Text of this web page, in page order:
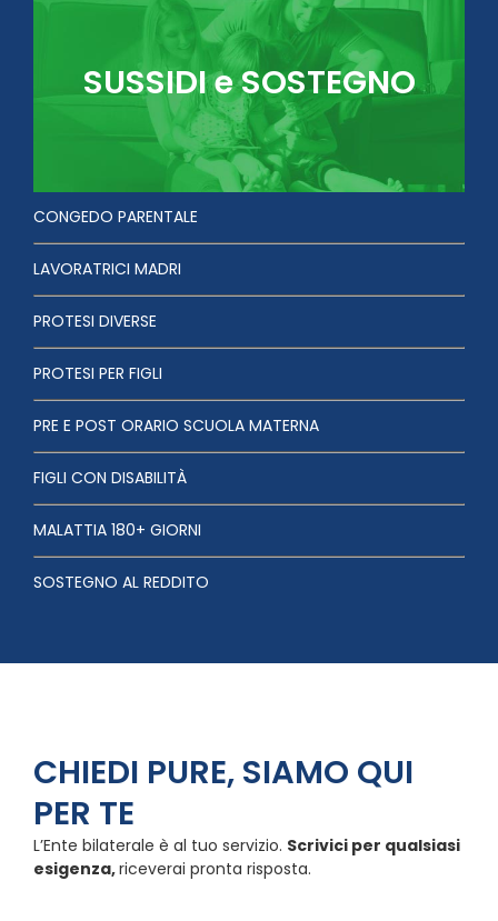
SUSSIDI e SOSTEGNO
CONGEDO PARENTALE
LAVORATRICI MADRI
PROTESI DIVERSE
PROTESI PER FIGLI
PRE E POST ORARIO SCUOLA MATERNA
FIGLI CON DISABILITÀ
MALATTIA 180+ GIORNI
SOSTEGNO AL REDDITO
CHIEDI PURE, SIAMO QUI
PER TE
L’Ente bilaterale è al tuo servizio. Scrivici per qualsiasi
esigenza,riceverai pronta risposta.